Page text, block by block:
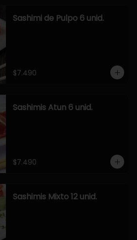
Sashimi de Pulpo 6 unid.
$7.490
Sashimis Atun 6 unid.
$7.490
Sashimis Mixto 12 unid.